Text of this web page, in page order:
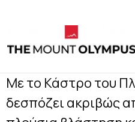
Με το Κάστρο του
δεσπόζει ακριβώς